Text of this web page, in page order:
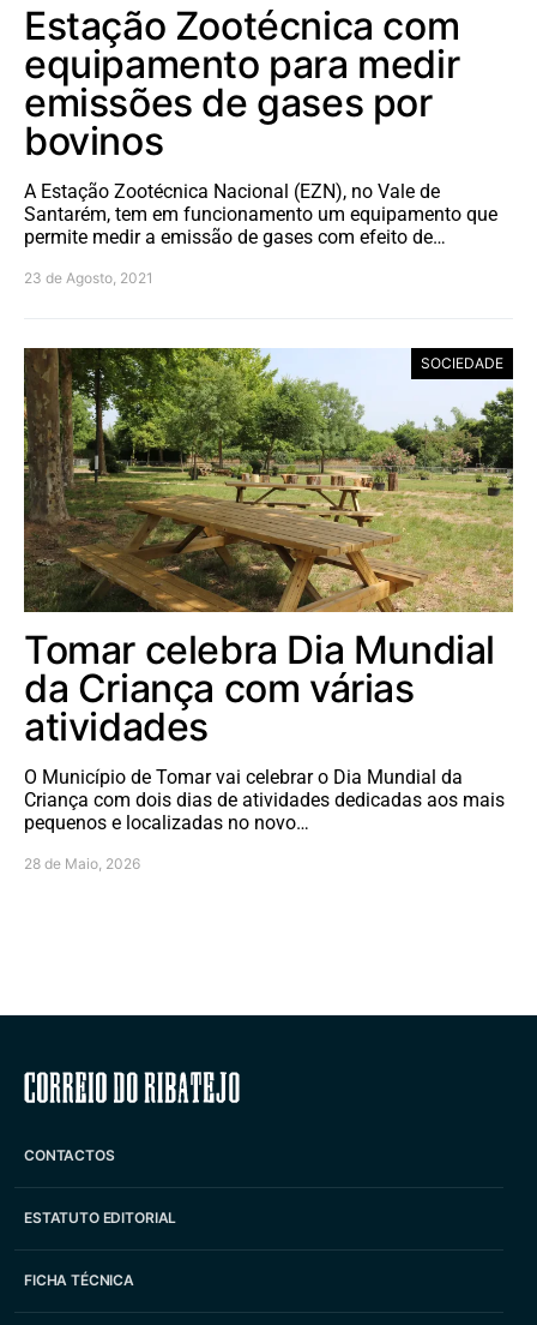
Estação Zootécnica com
equipamento para medir
emissões de gases por
bovinos
A Estação Zootécnica Nacional (EZN), no Vale de
Santarém, tem em funcionamento um equipamento que
permite medir a emissão de gases com efeito de…
23 de Agosto, 2021
SOCIEDADE
Tomar celebra Dia Mundial
da Criança com várias
atividades
O Município de Tomar vai celebrar o Dia Mundial da
Criança com dois dias de atividades dedicadas aos mais
pequenos e localizadas no novo…
28 de Maio, 2026
Correio do Ribatejo
CONTACTOS
ESTATUTO EDITORIAL
FICHA TÉCNICA